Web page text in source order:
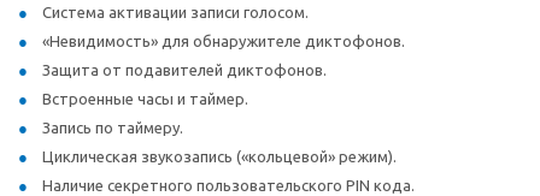
Система активации записи голосом.
«Невидимость» для обнаружителе диктофонов.
Защита от подавителей диктофонов.
Встроенные часы и таймер.
Запись по таймеру.
Циклическая звукозапись («кольцевой» режим).
Наличие секретного пользовательского PIN кода.